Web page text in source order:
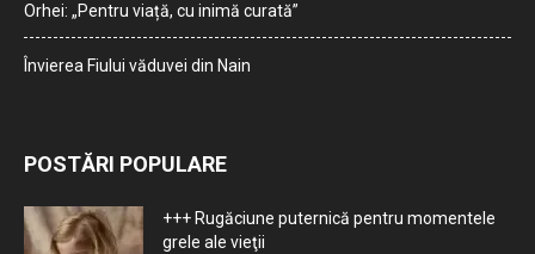
Orhei: „Pentru viață, cu inimă curată”
Învierea Fiului văduvei din Nain
POSTĂRI POPULARE
+++ Rugăciune puternică pentru momentele
grele ale vieţii